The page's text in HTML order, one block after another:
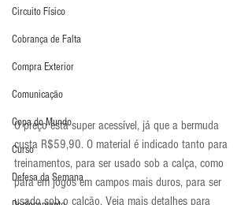
Circuito Físico
Cobrança de Falta
Compra Exterior
Comunicação
Copa do Mundo
Curso
Defesa da Semana
O preço está super acessível, já que a bermuda
custa R$59,90. O material é indicado tanto para
treinamentos, para ser usado sob a calça, como
para em jogos em campos mais duros, para ser
usado sob o calção. Veja mais detalhes para